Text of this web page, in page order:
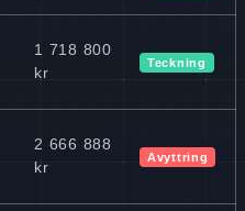
1 718 800
kr
Teckning
2 666 888
kr
Avyttring